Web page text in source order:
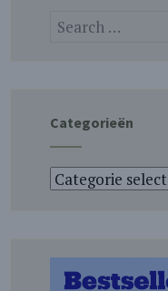
Categorieën
Categorieën